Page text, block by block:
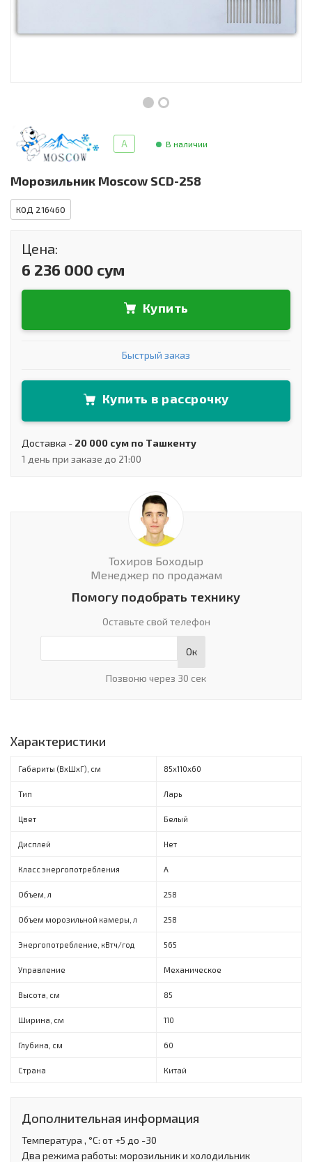
Товары для дома
Сантехника A В наличии
Морозильник Moscow SCD-258
КОД 216460
Цена:
6 236 000 сум
Купить
Быстрый заказ
Купить в рассрочку
Доставка - 20 000 сум по Ташкенту
1 день при заказе до 21:00
Тохиров Боходыр
Менеджер по продажам
Помогу подобрать технику
Оставьте свой телефон
Ок
Позвоню через 30 сек
Характеристики
Габариты (ВxШxГ), см 85х110х60
Тип Ларь
Цвет Белый
Дисплей Нет
Класс энергопотребления A
Объем, л 258
Объем морозильной камеры, л 258
Энергопотребление, кВтч/год 565
Управление Механическое
Высота, см 85
Ширина, см 110
Глубина, см 60
Страна Китай
Дополнительная информация
Температура , °С: от +5 до -30
Два режима работы: морозильник и холодильник